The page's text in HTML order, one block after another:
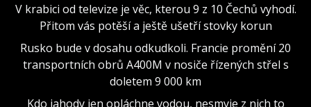
V krabici od televize je věc, kterou 9 z 10 Čechů vyhodí.
Přitom vás potěší a ještě ušetří stovky korun
Rusko bude v dosahu odkudkoli. Francie promění 20
transportních obrů A400M v nosiče řízených střel s
doletem 9 000 km
Kdo jahody jen opláchne vodou, nesmyje z nich to